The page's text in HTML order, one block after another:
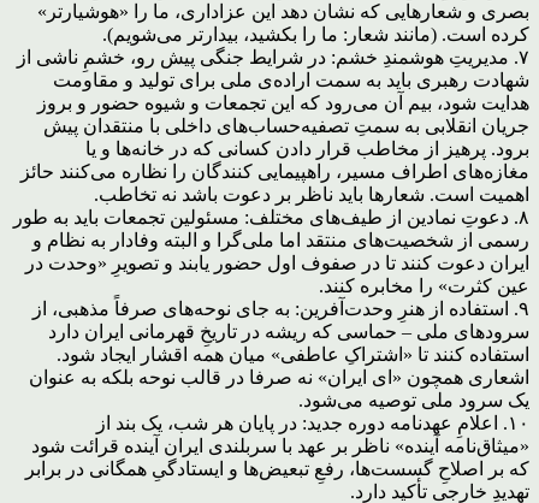
بصری و شعارهایی که نشان دهد این عزاداری، ما را «هوشیارتر»
کرده است. (مانند شعار: ما را بکشید، بیدارتر می‌شویم).
۷. مدیریتِ هوشمندِ خشم:‌ در شرایط جنگی پیش رو، خشمِ ناشی از
شهادت رهبری باید به سمت اراده‌ی ملی برای تولید و مقاومت
هدایت شود، بیم آن می‌رود که این تجمعات و شیوه حضور و بروز
جریان انقلابی به سمتِ تصفیه‌حساب‌های داخلی با منتقدان پیش
برود. پرهیز از مخاطب قرار دادن کسانی که در خانه‌ها و یا
مغازه‌های اطراف مسیر، راهپیمایی کنندگان را نظاره می‌کنند حائز
اهمیت است. شعارها باید ناظر بر دعوت باشد نه تخاطب.
۸. دعوتِ نمادین از طیف‌های مختلف: مسئولین تجمعات باید به طور
رسمی از شخصیت‌های منتقد اما ملی‌گرا و البته وفادار به نظام و
ایران دعوت کنند تا در صفوف اول حضور یابند و تصویرِ «وحدت در
عین کثرت» را مخابره کنند.
۹. استفاده از هنرِ وحدت‌آفرین: به جای نوحه‌های صرفاً مذهبی، از
سرودهای ملی – حماسی که ریشه در تاریخِ قهرمانی ایران دارد
استفاده کنند تا «اشتراکِ عاطفی» میان همه اقشار ایجاد شود.
اشعاری همچون «ای ایران» نه صرفا در قالب نوحه بلکه به عنوان
یک سرود ملی توصیه می‌شود.
۱۰. اعلامِ عهدنامه دوره جدید: در پایان هر شب، یک بند از
«میثاق‌نامه آینده» ناظر بر عهد با سربلندی ایران آینده قرائت شود
که بر اصلاحِ گسست‌ها، رفعِ تبعیض‌ها و ایستادگیِ همگانی در برابر
تهدیدِ خارجی تأکید دارد.